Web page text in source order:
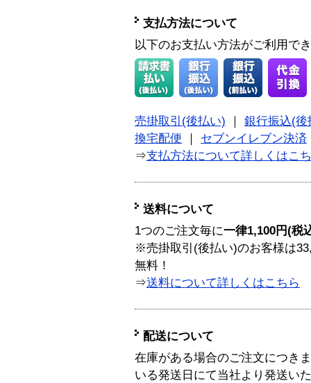
支払方法について
以下のお支払い方法がご利用で
売掛取引(後払い)
銀行振込(後
換宅配便
セブンイレブン決済
⇒支払方法について詳しくはこ
送料について
1つのご注文毎に一律1,100円(税
※売掛取引(後払い)のお客様は
無料！
⇒送料について詳しくはこちら
配送について
在庫がある場合のご注文につき
いる発送日にて当社より発送い